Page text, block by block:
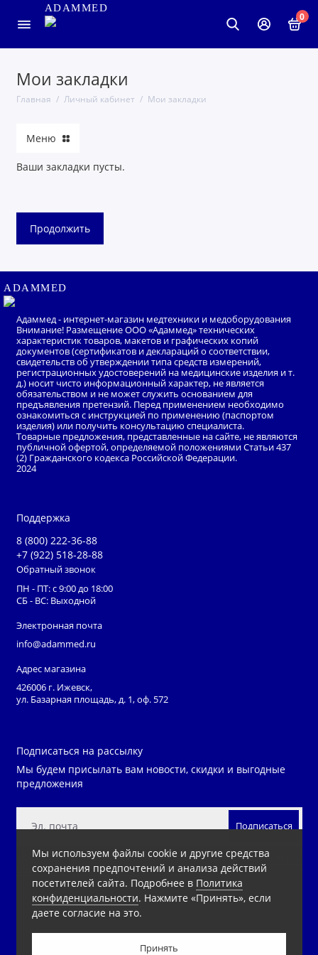
ADAMMED
0
Мои закладки
Главная Личный кабинет Мои закладки
Меню
Ваши закладки пусты.
Продолжить
Мы используем файлы cookie и другие средства
сохранения предпочтений и анализа действий
посетителей сайта. Подробнее в Политика
конфиденциальности. Нажмите «Принять», если
даете согласие на это.
Принять
ADAMMED
Адаммед - интернет-магазин медтехники и медоборудования
Внимание! Размещение ООО «Адаммед» технических
характеристик товаров, макетов и графических копий
документов (сертификатов и деклараций о соответствии,
свидетельств об утверждении типа средств измерений,
регистрационных удостоверений на медицинские изделия и т.
д.) носит чисто информационный характер, не является
обязательством и не может служить основанием для
предъявления претензий. Перед применением необходимо
ознакомиться с инструкцией по применению (паспортом
изделия) или получить консультацию специалиста.
Товарные предложения, представленные на сайте, не являются
публичной офертой, определяемой положениями Статьи 437
(2) Гражданского кодекса Российской Федерации.
2024
Поддержка
8 (800) 222-36-88
+7 (922) 518-28-88
Обратный звонок
ПН - ПТ: с 9:00 до 18:00
СБ - ВС: Выходной
Электронная почта
info@adammed.ru
Адрес магазина
426006 г. Ижевск,
ул. Базарная площадь, д. 1, оф. 572
Подписаться на рассылку
Мы будем присылать вам новости, скидки и выгодные
предложения
Подписаться
Нажимая на кнопку «Подписаться», Вы даетесогласие на
обработку персональных данных.